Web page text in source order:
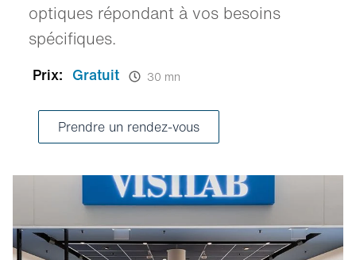
optiques répondant à vos besoins
spécifiques.
Prix: Gratuit 30 mn
Prendre un rendez-vous